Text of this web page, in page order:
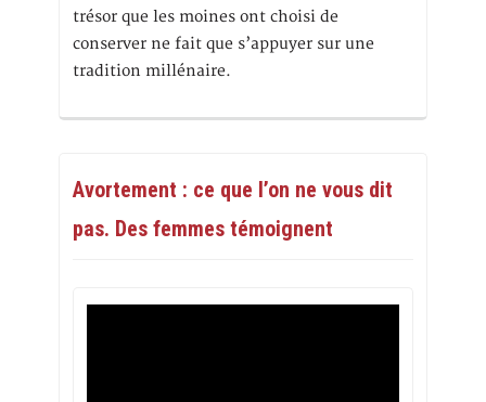
trésor que les moines ont choisi de
conserver ne fait que s’appuyer sur une
tradition millénaire.
Avortement : ce que l’on ne vous dit
pas. Des femmes témoignent